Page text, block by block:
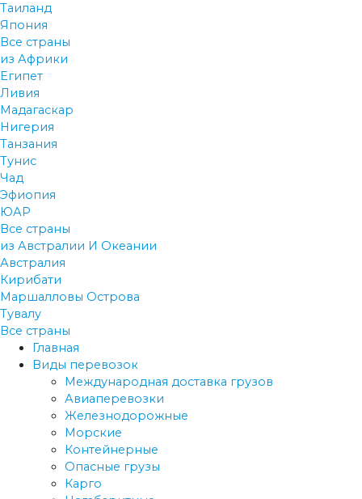
Таиланд
Япония
Все страны
из Африки
Египет
Ливия
Мадагаскар
Нигерия
Танзания
Тунис
Чад
Эфиопия
ЮАР
Все страны
из Австралии И Океании
Австралия
Кирибати
Маршалловы Острова
Тувалу
Все страны
Главная
Виды перевозок
Международная доставка грузов
Авиаперевозки
Железнодорожные
Морские
Контейнерные
Опасные грузы
Карго